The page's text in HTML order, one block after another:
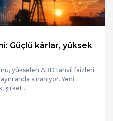
Güçlü kârlar, yüksek
yükselen ABD tahvil faizleri
anda sınanıyor. Yeni
şirket...